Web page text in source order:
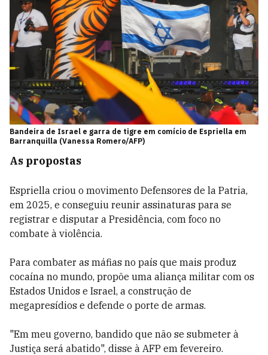
Bandeira de Israel e garra de tigre em comício de Espriella em
Barranquilla (Vanessa Romero/AFP)
As propostas
Espriella criou o movimento Defensores de la Patria,
em 2025, e conseguiu reunir assinaturas para se
registrar e disputar a Presidência, com foco no
combate à violência.
Para combater as máfias no país que mais produz
cocaína no mundo, propõe uma aliança militar com os
Estados Unidos e Israel, a construção de
megapresídios e defende o porte de armas.
"Em meu governo, bandido que não se submeter à
Justiça será abatido", disse à AFP em fevereiro.